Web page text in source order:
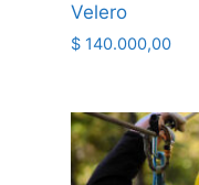
Velero
$140.000,00